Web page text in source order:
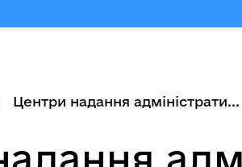
Центри надання адміністрати...